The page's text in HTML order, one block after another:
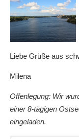
Liebe Grüße aus
Milena
Offenlegung: Wir
einer 8-tägigen
eingeladen.